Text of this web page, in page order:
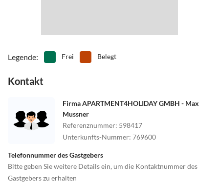
Legende: Frei Belegt
Kontakt
Firma APARTMENT4HOLIDAY GMBH - Max
Mussner
Referenznummer: 598417
Unterkunfts-Nummer: 769600
Telefonnummer des Gastgebers
Bitte geben Sie weitere Details ein, um die Kontaktnummer des
Gastgebers zu erhalten